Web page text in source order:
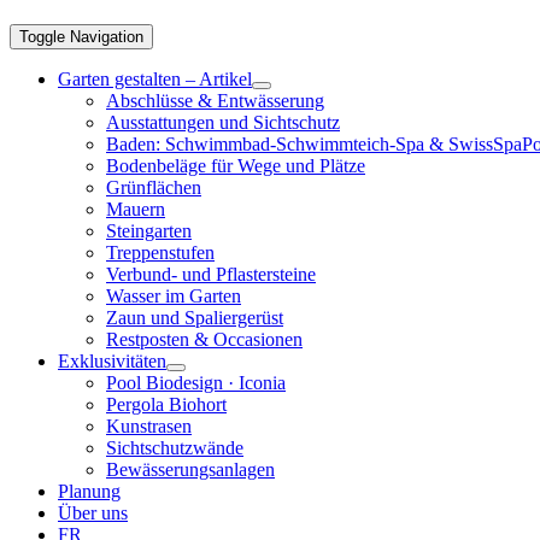
Toggle Navigation
Garten gestalten – Artikel
Abschlüsse & Entwässerung
Ausstattungen und Sichtschutz
Baden: Schwimmbad-Schwimmteich-Spa &
Bodenbeläge für Wege und Plätze
Grünflächen
Mauern
Steingarten
Treppenstufen
Verbund- und Pflastersteine
Wasser im Garten
Zaun und Spaliergerüst
Restposten & Occasionen
Exklusivitäten
Pool Biodesign · Iconia
Pergola Biohort
Kunstrasen
Sichtschutzwände
Bewässerungsanlagen
Planung
Über uns
FR